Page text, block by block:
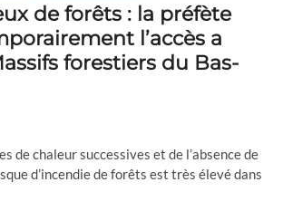
de forêts : la préfète
l’accès a
forestiers du Bas-
de chaleur successives et de l’absence de
d’incendie de forêts est très élevé dans